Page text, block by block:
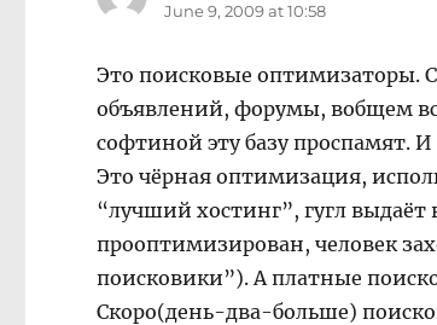
June 9, 2009 at 10:58
Это поисковые оптимизаторы.
объявлений, форумы, вобщем
софтиной эту базу проспамят. И
Это чёрная оптимизация,
“лучший хостинг”, гугл
прооптимизирован, человек
поисковики”). А платные
Скоро(день-два-больше)